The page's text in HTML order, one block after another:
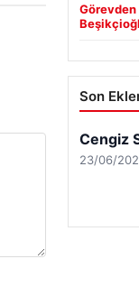
Görevden
Son
Cengiz
23/06/